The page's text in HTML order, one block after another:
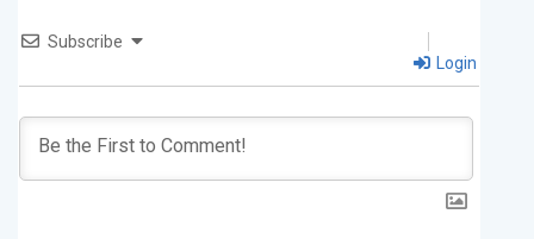
Subscribe
Login